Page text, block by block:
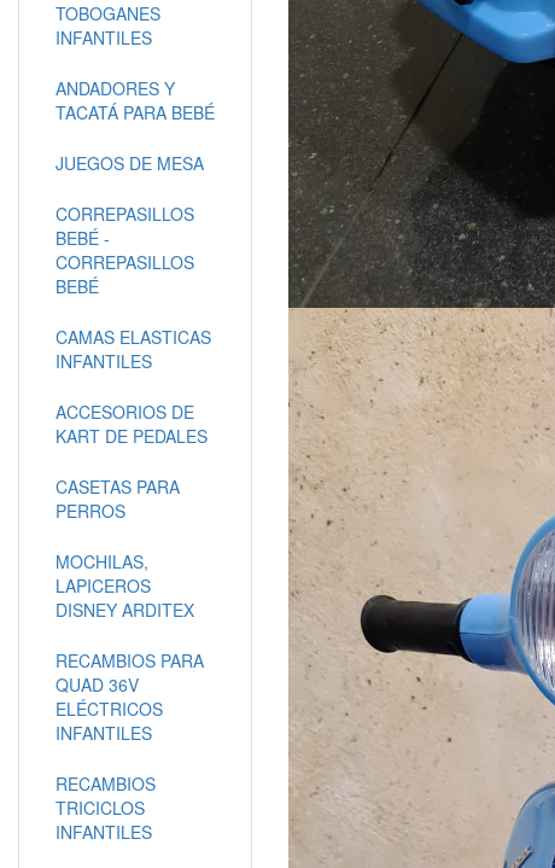
TOBOGANES
INFANTILES
ANDADORES Y
TACATÁ PARA BEBÉ
JUEGOS DE MESA
CORREPASILLOS
BEBÉ -
CORREPASILLOS
BEBÉ
CAMAS ELASTICAS
INFANTILES
ACCESORIOS DE
KART DE PEDALES
CASETAS PARA
PERROS
MOCHILAS,
LAPICEROS
DISNEY ARDITEX
RECAMBIOS PARA
QUAD 36V
ELÉCTRICOS
INFANTILES
RECAMBIOS
TRICICLOS
INFANTILES